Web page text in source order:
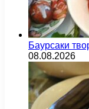
Баурсаки
08.08.2026